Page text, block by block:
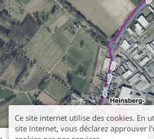
Ce site internet utilise des cookies. En
site internet, vous déclarez approuver